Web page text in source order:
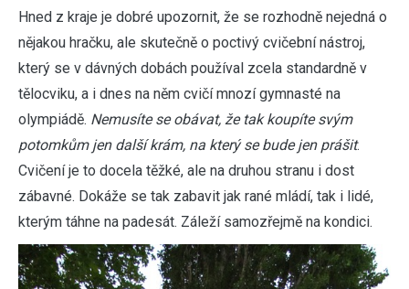
Hned z kraje je dobré upozornit, že se rozhodně nejedná o
nějakou hračku, ale skutečně o poctivý cvičební nástroj,
který se v dávných dobách používal zcela standardně v
tělocviku, a i dnes na něm cvičí mnozí gymnasté na
olympiádě. Nemusíte se obávat, že tak koupíte svým
potomkům jen další krám, na který se bude jen prášit.
Cvičení je to docela těžké, ale na druhou stranu i dost
zábavné. Dokáže se tak zabavit jak rané mládí, tak i lidé,
kterým táhne na padesát. Záleží samozřejmě na kondici.